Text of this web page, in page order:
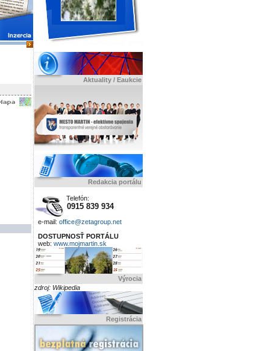
Aktuality / Eaukcie
Redakcia portálu
Telefón:
0915 839 934
e-mail: office@zetagroup.net
DOSTUPNOSŤ PORTÁLU
web: www.mojmartin.sk
Výrocia
zdroj: Wikipedia
Registrácia